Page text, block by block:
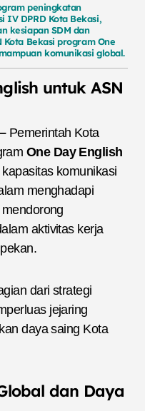
peningkatan
IV DPRD Kota Bekasi,
kesiapan SDM dan
Bekasi program One
komunikasi global.
untuk ASN
–Pemerintah Kota
One Day English
komunikasi
menghadapi
aktivitas kerja
dari strategi
jejaring
daya saing Kota
dan Daya